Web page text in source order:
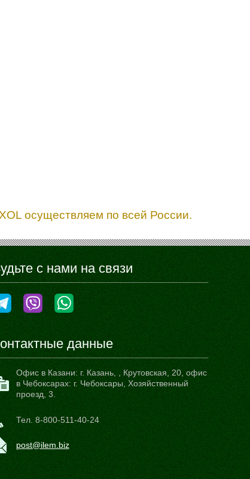
осуществляем по всей России.
с нами на связи
данные
Офис в Казани: г. Казань,,Крутовская, 20, офис
в Чебоксарах: г. Чебоксары, Хозяйственный
проезд, 3.
Тел.8-800-511-40-24
post@ilem.biz